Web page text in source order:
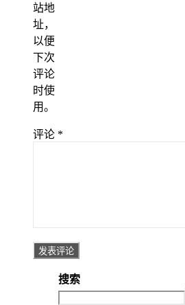
站地
址，
以便
下次
评论
时使
用。
评论 *
搜索